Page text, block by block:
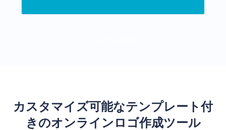
カスタマイズ可能なテンプレート付
きのオンラインロゴ作成ツール